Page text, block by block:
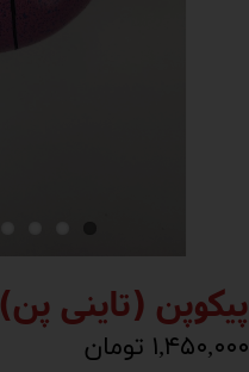
پیکوپن (تاینی پن) 6 نت برند دلکو
۱,۴۵۰,۰۰۰ تومان